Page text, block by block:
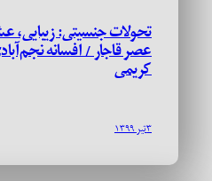
تحولات جنسیتی: زیبایی،
عصر قاجار / افسانه
کریمی
۳ تیر ۱۳۹۹